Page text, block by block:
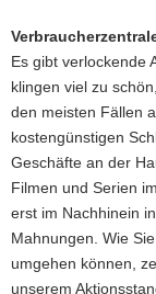
Es gibt verlockende
klingen viel zu
den meisten Fällen
kostengünstigen
Geschäfte an der
Filmen und Serien
erst im Nachhinein
Mahnungen. Wie
umgehen können,
unserem